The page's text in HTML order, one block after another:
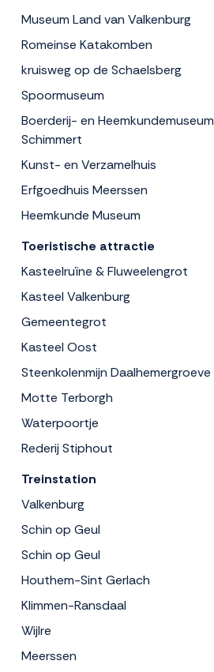
Museum Land van Valkenburg
Romeinse Katakomben
kruisweg op de Schaelsberg
Spoormuseum
Boerderij- en Heemkundemuseum
Schimmert
Kunst- en Verzamelhuis
Erfgoedhuis Meerssen
Heemkunde Museum
Toeristische attractie
Kasteelruïne & Fluweelengrot
Kasteel Valkenburg
Gemeentegrot
Kasteel Oost
Steenkolenmijn Daalhemergroeve
Motte Terborgh
Waterpoortje
Rederij Stiphout
Treinstation
Valkenburg
Schin op Geul
Schin op Geul
Houthem-Sint Gerlach
Klimmen-Ransdaal
Wijlre
Meerssen